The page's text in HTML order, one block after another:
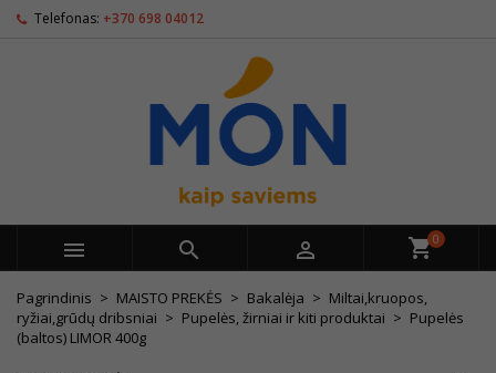
Telefonas: +370 698 04012
   0
Pagrindinis MAISTO PREKĖS Bakalėja
Miltai,kruopos,
ryžiai,grūdų dribsniai
Pupelės, žirniai ir kiti produktai
Pupelės
(baltos) LIMOR 400g